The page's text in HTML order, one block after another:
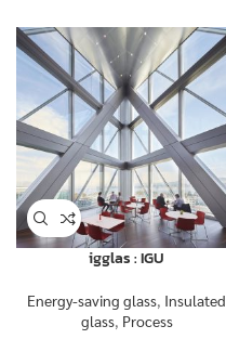
igglas : IGU
Energy-saving glass, Insulated
glass, Process